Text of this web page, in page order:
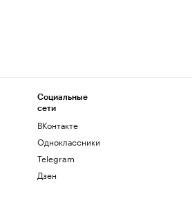
Социальные
сети
ВКонтакте
Одноклассники
Telegram
Дзен